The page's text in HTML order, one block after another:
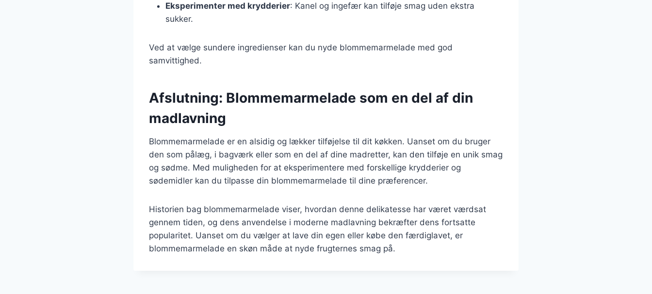
Eksperimenter med krydderier: Kanel og ingefær kan tilføje smag uden ekstra
sukker.
Ved at vælge sundere ingredienser kan du nyde blommemarmelade med god
samvittighed.
Afslutning: Blommemarmelade som en del af din
madlavning
Blommemarmelade er en alsidig og lækker tilføjelse til dit køkken. Uanset om du bruger
den som pålæg, i bagværk eller som en del af dine madretter, kan den tilføje en unik smag
og sødme. Med muligheden for at eksperimentere med forskellige krydderier og
sødemidler kan du tilpasse din blommemarmelade til dine præferencer.
Historien bag blommemarmelade viser, hvordan denne delikatesse har været værdsat
gennem tiden, og dens anvendelse i moderne madlavning bekræfter dens fortsatte
popularitet. Uanset om du vælger at lave din egen eller købe den færdiglavet, er
blommemarmelade en skøn måde at nyde frugternes smag på.